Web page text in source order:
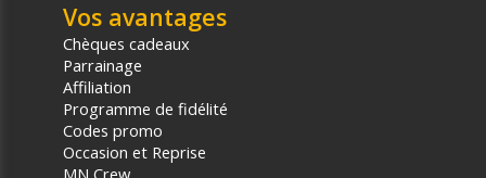
Vos avantages
Chèques cadeaux
Parrainage
Affiliation
Programme de fidélité
Codes promo
Occasion et Reprise